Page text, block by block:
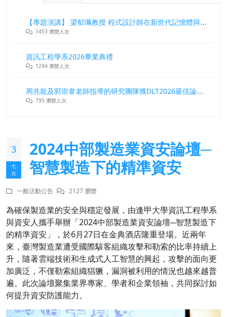
【專題演講】 梁郁珮教授 程式設計師在新世代記憶體與儲存系統中的角色與挑戰
1453 瀏覽人次
資訊工程學系2026畢業典禮
1294 瀏覽人次
周兆龍及郭崇韋老師指導的研究團隊獲DLT2026最佳論文獎
795 瀏覽人次
3
七
月
2024中部製造業資安論壇─
智慧製造下的精準資安
一般活動公告 2127 瀏覽
為確保製造業的安全與穩定發展，由逢甲大學資訊工程學系
與資安人攜手舉辦「2024中部製造業資安論壇─智慧製造下
的精準資安」，於6月27日在金典酒店隆重登場。近兩年
來，臺灣製造業遭受國際駭客組織攻擊和勒索的比率持續上
升，隨著雲端技術和生成式人工智慧的興起，攻擊的面向更
加廣泛，不僅勒索組織猖獗，漏洞被利用的情況也越來越普
遍。此次論壇聚集業界專家、學者和企業領袖，共同探討如
何提升資安防護能力。